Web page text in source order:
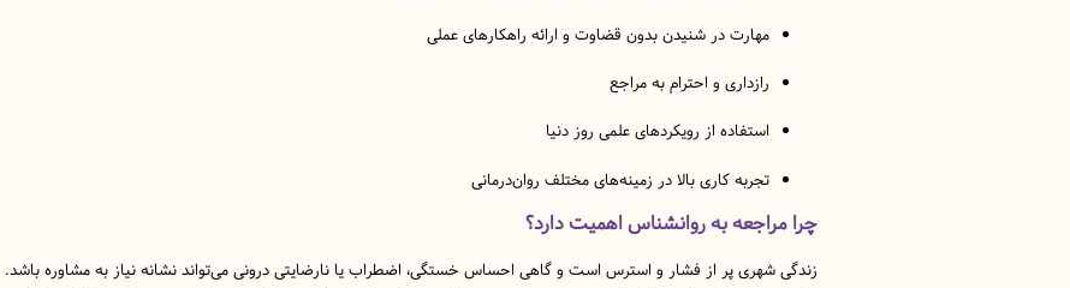
مهارت در شنیدن بدون قضاوت و ارائه راهکارهای عملی
رازداری و احترام به مراجع
استفاده از رویکردهای علمی روز دنیا
تجربه کاری بالا در زمینه‌های مختلف روان‌درمانی
چرا مراجعه به روانشناس اهمیت دارد؟
زندگی شهری پر از فشار و استرس است و گاهی احساس خستگی، اضطراب یا نارضایتی درونی می‌تواند نشانه نیاز به مشاوره باشد.